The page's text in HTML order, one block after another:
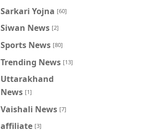
Sarkari Yojna [60]
Siwan News [2]
Sports News [80]
Trending News [13]
Uttarakhand
News [1]
Vaishali News [7]
affiliate [3]